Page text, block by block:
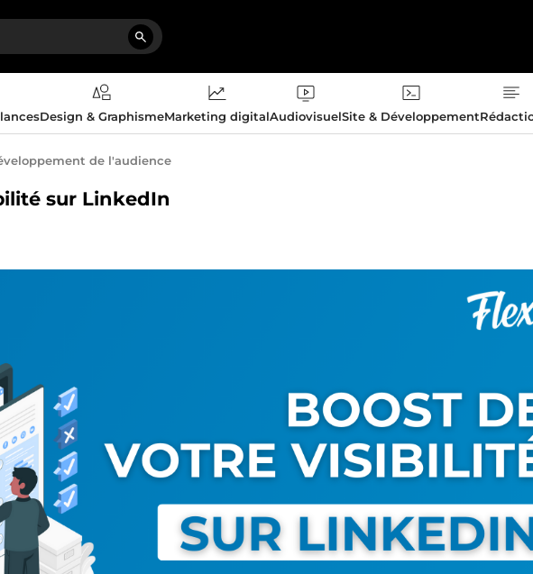
Design & GraphismeMarketing digitalAudiovisuelSite & Développement
de l'audience
sur LinkedIn